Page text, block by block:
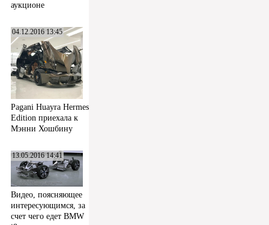
аукционе
04.12.2016 13:45
Pagani Huayra Hermes
Edition приехала к
Мэнни Хошбину
13.05.2016 14:41
Видео, поясняющее
интересующимся, за
счет чего едет BMW